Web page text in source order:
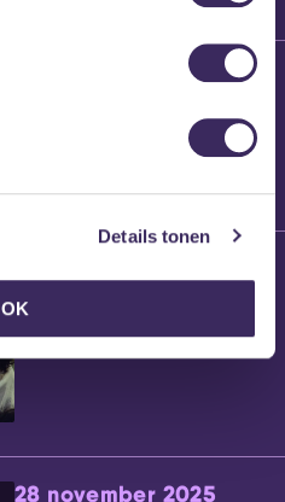
Details tonen
OK
Brennt Vanneste
Willem’s Blog: Ão
28 november 2025